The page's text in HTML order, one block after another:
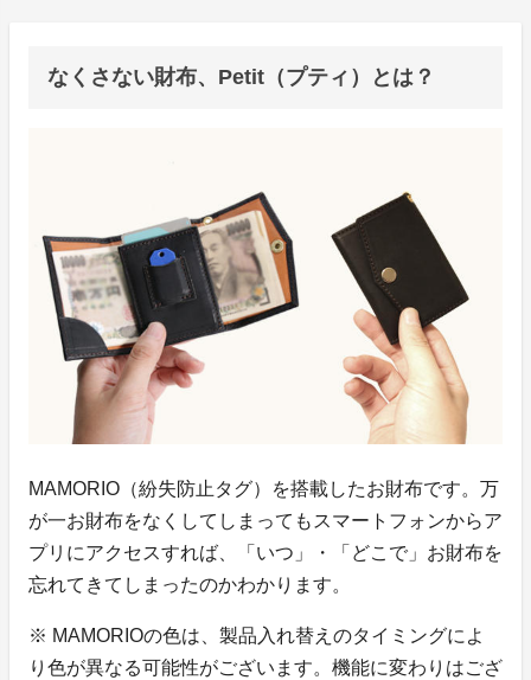
なくさない財布、Petit（プティ）とは？
MAMORIO（紛失防止タグ）を搭載したお財布です。万
が一お財布をなくしてしまってもスマートフォンからア
プリにアクセスすれば、「いつ」・「どこで」お財布を
忘れてきてしまったのかわかります。
※ MAMORIOの色は、製品入れ替えのタイミングによ
り色が異なる可能性がございます。機能に変わりはござ